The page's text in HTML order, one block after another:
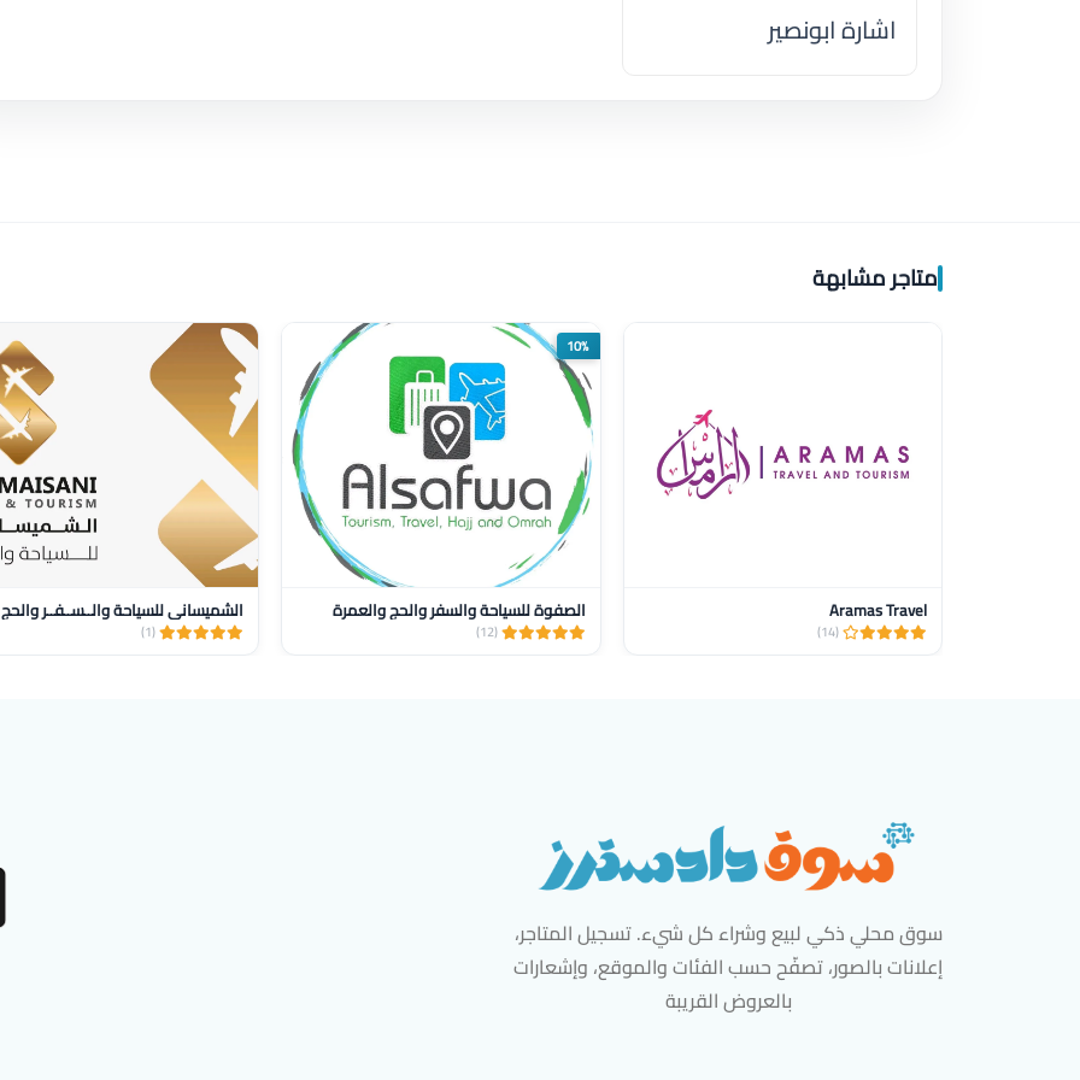
اشارة ابونصير
متاجر مشابهة
Aramas Travel
(14)
10%
الصفوة للسياحة والسفر والحج والعمرة
(12)
(1)
سوق محلي ذكي لبيع وشراء كل شيء. تسجيل المتاجر،
إعلانات بالصور، تصفّح حسب الفئات والموقع، وإشعارات
بالعروض القريبة